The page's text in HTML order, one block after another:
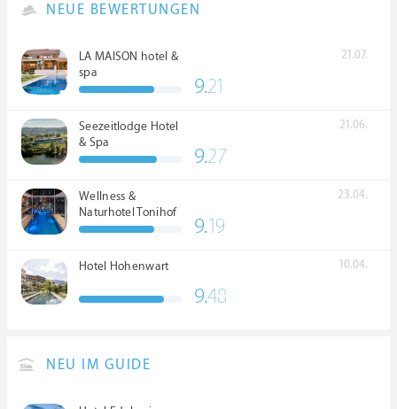
NEUE BEWERTUNGEN
LA MAISON hotel &
spa
21.07.
9.21
Seezeitlodge Hotel
& Spa
21.06.
9.27
Wellness &
Naturhotel Tonihof
****S
23.04.
9.19
Hotel Hohenwart 10.04.
9.48
NEU IM GUIDE